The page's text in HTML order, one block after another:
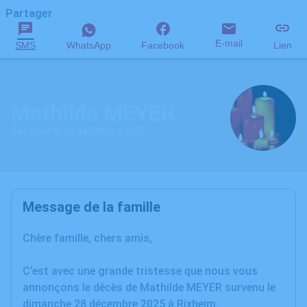
Partager
SMS WhatsApp Facebook E-mail Lien
Message de la famille
Chère famille, chers amis,
C’est avec une grande tristesse que nous vous
annonçons le décès de Mathilde MEYER survenu le
dimanche 28 décembre 2025 à Rixheim.